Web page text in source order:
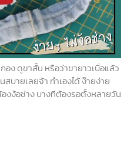
อง ดูขาสั้น หรือว่าขายาวเบื่อแล้ว
บายเลยจ้า ทำเองได้ ง๊ายง่าย
องง้อช่าง บางทีต้องรอตั้งหลายวัน